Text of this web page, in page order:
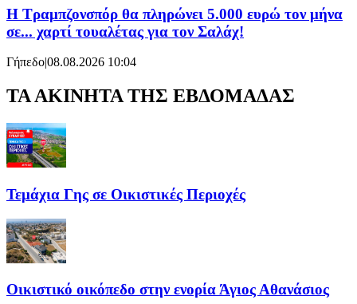
Η Τραμπζονσπόρ θα πληρώνει 5.000 ευρώ τον μήνα
σε... χαρτί τουαλέτας για τον Σαλάχ!
Γήπεδο|08.08.2026 10:04
ΤΑ ΑΚΙΝΗΤΑ ΤΗΣ ΕΒΔΟΜΑΔΑΣ
Τεμάχια Γης σε Οικιστικές Περιοχές
Οικιστικό οικόπεδο στην ενορία Άγιος Αθανάσιος